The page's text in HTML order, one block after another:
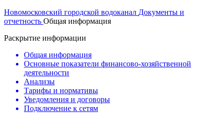
Новомосковский городской водоканал Документы и
отчетность Общая информация
Раскрытие информации
Общая информация
Основные показатели финансово-хозяйственной
деятельности
Анализы
Тарифы и нормативы
Уведомления и договоры
Подключение к сетям